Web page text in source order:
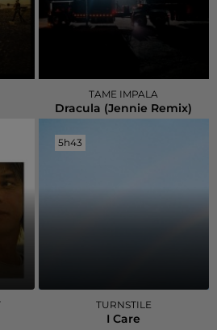
TAME IMPALA
Dracula (jennie Remix)
5h43
5h43
TURNSTILE
I Care